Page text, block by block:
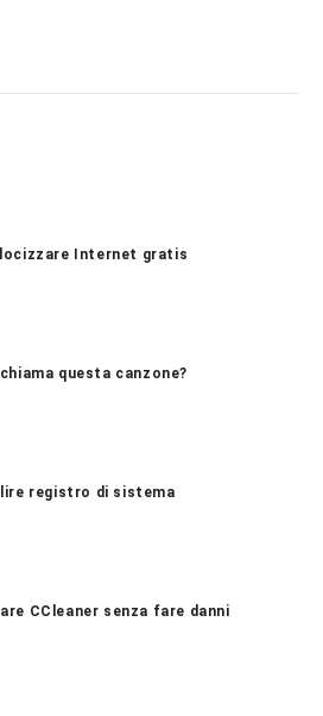
Internet gratis
questa canzone?
registro di sistema
CCleaner senza fare danni